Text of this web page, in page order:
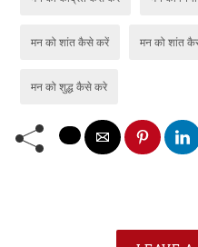
मन को शांत कैसे करें मन को शांत
मन को शुद्ध कैसे करे